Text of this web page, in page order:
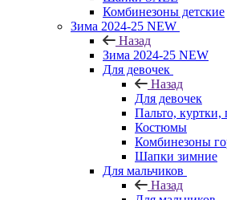
Комбинезоны детские
Зима 2024-25 NEW
Назад
Зима 2024-25 NEW
Для девочек
Назад
Для девочек
Пальто, куртки,
Костюмы
Комбинезоны
Шапки зимние
Для мальчиков
Назад